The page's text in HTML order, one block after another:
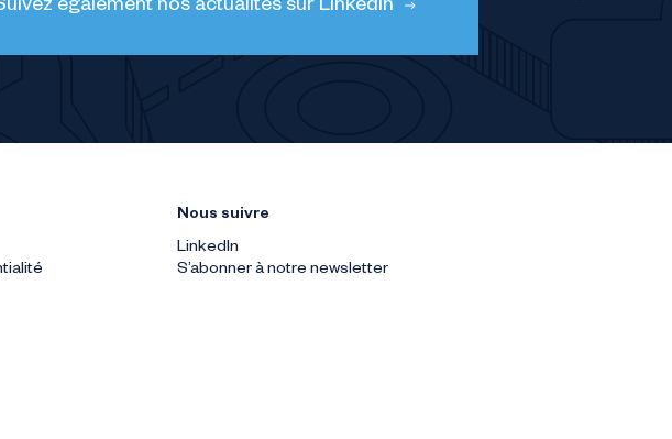
également nos actualités sur LinkedIn
Nous suivre
LinkedIn
S’abonner à notre newsletter